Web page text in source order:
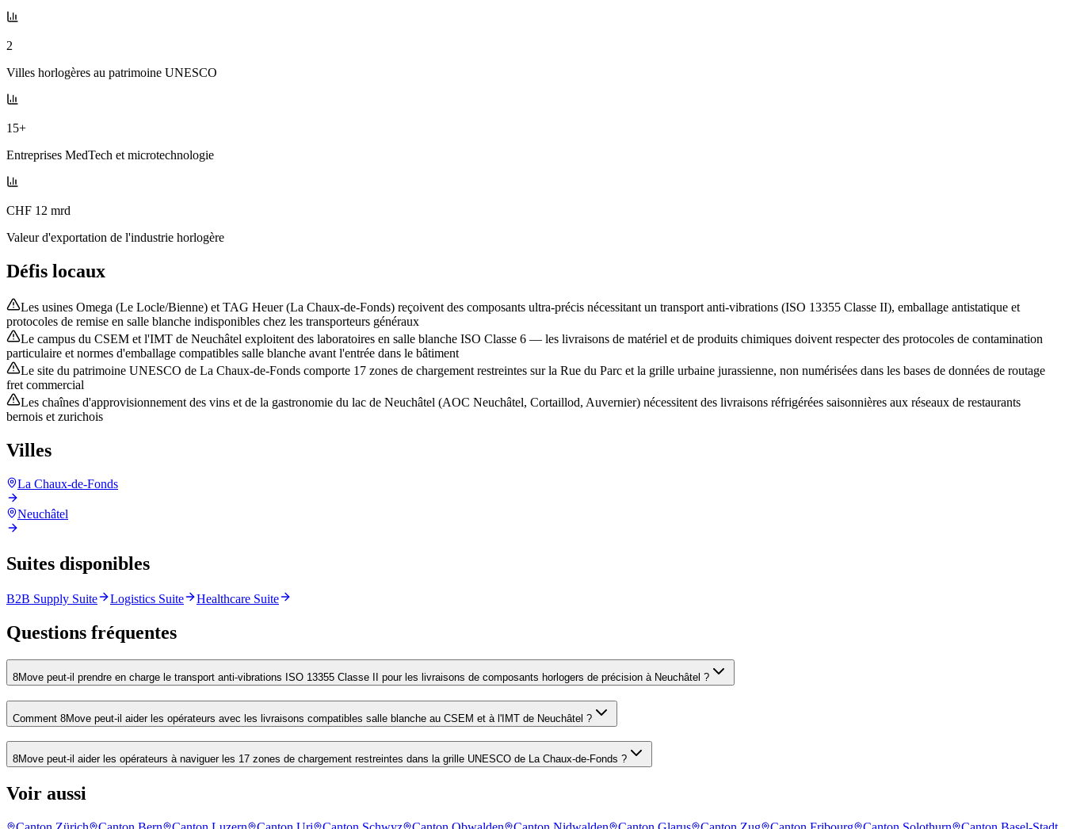
2
Villes horlogères au patrimoine UNESCO
15+
Entreprises MedTech et microtechnologie
CHF 12 mrd
Valeur d'exportation de l'industrie horlogère
Défis locaux
Les usines Omega (Le Locle/Bienne) et TAG Heuer (La Chaux-de-Fonds) reçoivent des composants ultra-précis nécessitant un transport anti-vibrations (ISO 13355 Classe II), emballage antistatique et
protocoles de remise en salle blanche indisponibles chez les transporteurs généraux
Le campus du CSEM et l'IMT de Neuchâtel exploitent des laboratoires en salle blanche ISO Classe 6 — les livraisons de matériel et de produits chimiques doivent respecter des protocoles de contamination
particulaire et normes d'emballage compatibles salle blanche avant l'entrée dans le bâtiment
Le site du patrimoine UNESCO de La Chaux-de-Fonds comporte 17 zones de chargement restreintes sur la Rue du Parc et la grille urbaine jurassienne, non numérisées dans les bases de données de routage
fret commercial
Les chaînes d'approvisionnement des vins et de la gastronomie du lac de Neuchâtel (AOC Neuchâtel, Cortaillod, Auvernier) nécessitent des livraisons réfrigérées saisonnières aux réseaux de restaurants
bernois et zurichois
Villes
La Chaux-de-Fonds
Neuchâtel
Suites disponibles
B2B Supply Suite Logistics Suite Healthcare Suite
Questions fréquentes
8Move peut-il prendre en charge le transport anti-vibrations ISO 13355 Classe II pour les livraisons de composants horlogers de précision à Neuchâtel ?
Comment 8Move peut-il aider les opérateurs avec les livraisons compatibles salle blanche au CSEM et à l'IMT de Neuchâtel ?
8Move peut-il aider les opérateurs à naviguer les 17 zones de chargement restreintes dans la grille UNESCO de La Chaux-de-Fonds ?
Voir aussi